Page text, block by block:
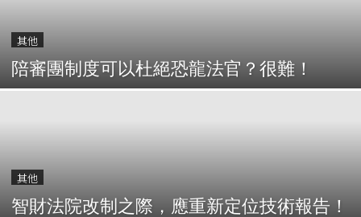
其他
陪審團制度可以杜絕恐龍法官？很難！
其他
智財法院改制之際，應重新定位技術報告！